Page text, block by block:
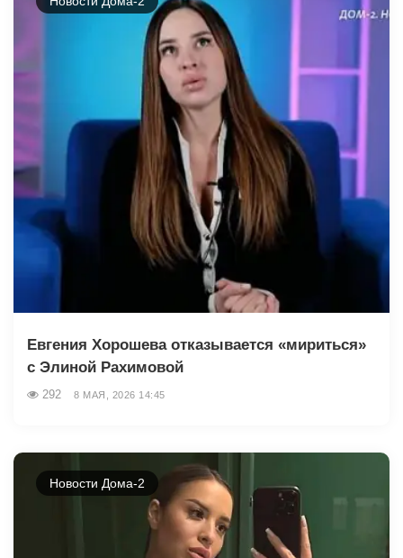
Евгения Хорошева отказывается «мириться»
с Элиной Рахимовой
292 8 МАЯ, 2026 14:45
Новости Дома-2